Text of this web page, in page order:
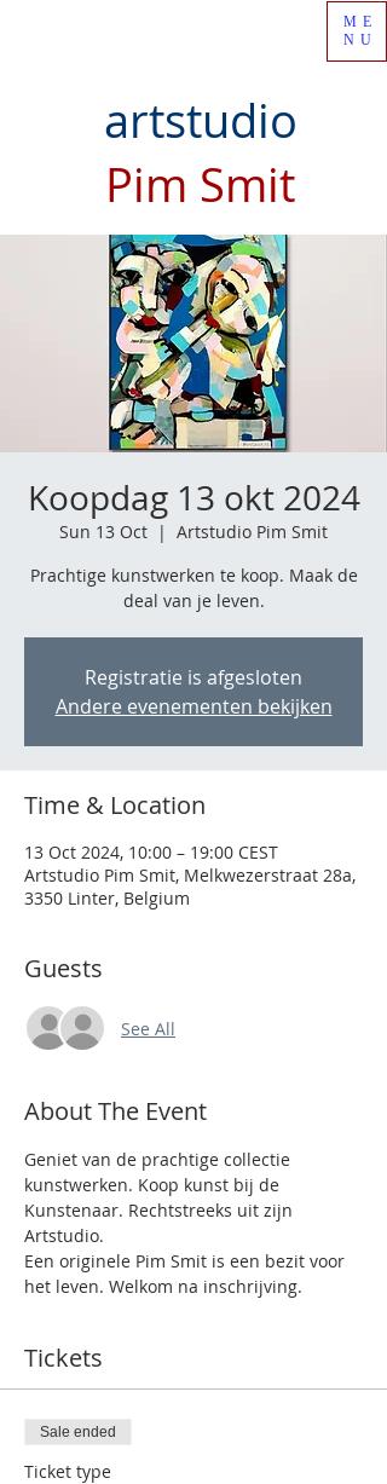
artstudio
Pim Smit
ME
NU
Koopdag 13 okt 2024
Sun 13 Oct
  |
Artstudio Pim Smit
Prachtige kunstwerken te koop. Maak de
deal van je leven.
Registratie is afgesloten
Andere evenementen bekijken
Time & Location
13 Oct 2024, 10:00 – 19:00 CEST
Artstudio Pim Smit, Melkwezerstraat 28a,
3350 Linter, Belgium
Guests
See All
About The Event
Geniet van de prachtige collectie
kunstwerken. Koop kunst bij de
Kunstenaar. Rechtstreeks uit zijn
Artstudio.
Een originele Pim Smit is een bezit voor
het leven. Welkom na inschrijving.
Tickets
Sale ended
Ticket type